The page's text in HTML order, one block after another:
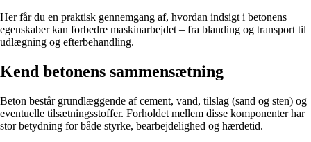
Her får du en praktisk gennemgang af, hvordan indsigt i betonens
egenskaber kan forbedre maskinarbejdet – fra blanding og transport til
udlægning og efterbehandling.
Kend betonens sammensætning
Beton består grundlæggende af cement, vand, tilslag (sand og sten) og
eventuelle tilsætningsstoffer. Forholdet mellem disse komponenter har
stor betydning for både styrke, bearbejdelighed og hærdetid.